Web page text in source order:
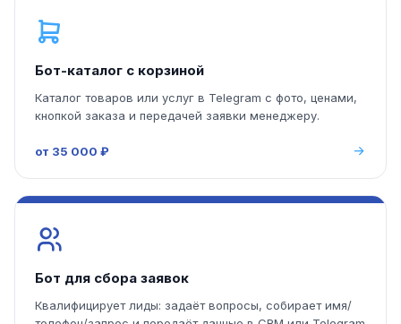
Бот-каталог с корзиной
Каталог товаров или услуг в Telegram с фото, ценами,
кнопкой заказа и передачей заявки менеджеру.
от 35 000 ₽
Бот для сбора заявок
Квалифицирует лиды: задаёт вопросы, собирает имя/